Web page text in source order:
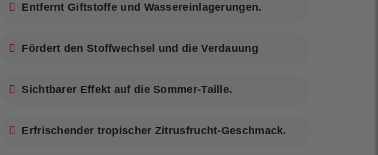
Entfernt Giftstoffe und Wassereinlagerungen.
Fördert den Stoffwechsel und die Verdauung
Sichtbarer Effekt auf die Sommer-Taille.
Erfrischender tropischer Zitrusfrucht-Geschmack.